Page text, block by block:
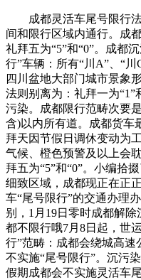
成都灵活车尾号限行法
间和限行区域内通行。成
礼拜五为“5”和“0”。成都
行”车辆：所有“川A”、“川
四川盆地大部门城市景象
法则别离为：礼拜一为“1”
污染。成都限行范畴次要
含)以内所有道。成都货车
拜天因节假日调休变动为
气候、橙色预警及以上会
拜五为“5”和“0”。小编拾
细致区域，成都现正在正
车“尾号限行”的交通办理
别，1月19日零时成都解
都不限行哦7月8日起，世
行”范畴：成都会绕城高速
不实施“尾号限行”。沉污
假期成都会不实施灵活车